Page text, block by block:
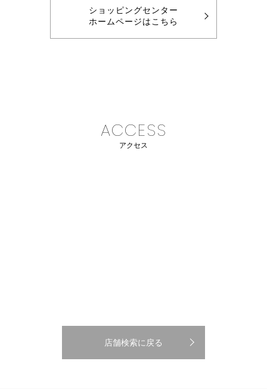
ショッピングセンター
ホームページはこちら
ACCESS
アクセス
店舗検索に戻る